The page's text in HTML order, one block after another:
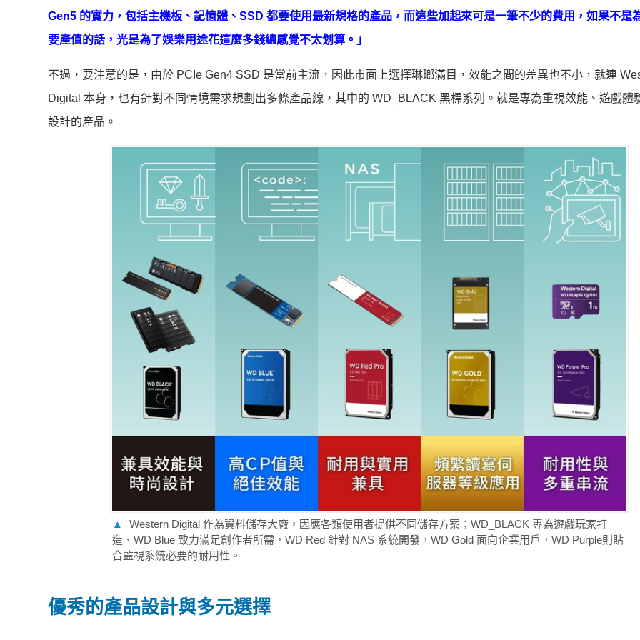
Gen5 的實力，包括主機板、記憶體、SSD 都要使用最新規格的產品，而這些加起來可是一筆不少的費用，如果不是
要產值的話，光是為了娛樂用途花這麼多錢總感覺不太划算。」
不過，要注意的是，由於 PCIe Gen4 SSD 是當前主流，因此市面上選擇琳瑯滿目，效能之間的差異也不小，就連
Digital 本身，也有針對不同情境需求規劃出多條產品線，其中的 WD_BLACK 黑標系列。就是專為重視效能、遊戲體
設計的產品。
▲
Western Digital 作為資料儲存大廠，因應各類使用者提供不同儲存方案；WD_BLACK 專為遊戲玩家打
造、WD Blue 致力滿足創作者所需，WD Red 針對 NAS 系統開發，WD Gold 面向企業用戶，WD Purple則貼
合監視系統必要的耐用性。
優秀的產品設計與多元選擇